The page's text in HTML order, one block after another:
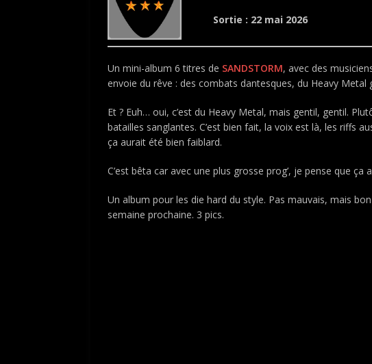
Sortie : 22 mai 2026
Un mini-album 6 titres de SANDSTORM, avec des
envoie du rêve : des combats dantesques, du Heavy Metal
Et ? Euh… oui, c’est du Heavy Metal, mais gentil, gentil.
batailles sanglantes. C’est bien fait, la voix est là, les riffs
ça aurait été bien faiblard.
C’est bêta car avec une plus grosse prog’, je pense que ça
Un album pour les die hard du style. Pas mauvais, mais
semaine prochaine. 3 pics.